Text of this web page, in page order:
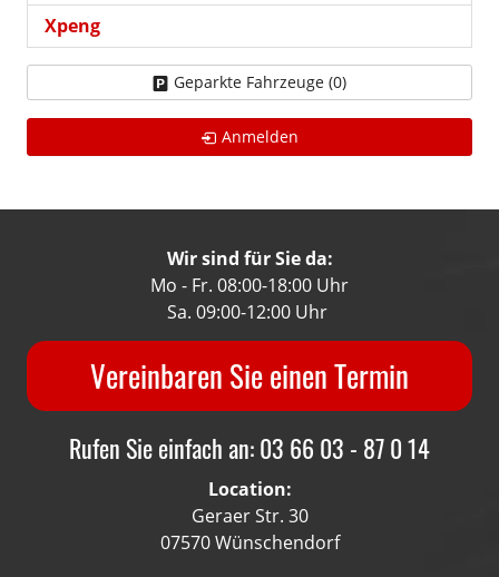
Xpeng
Geparkte Fahrzeuge (0)
Anmelden
Wir sind für Sie da:
Mo - Fr. 08:00-18:00 Uhr
Sa. 09:00-12:00 Uhr
Vereinbaren Sie einen Termin
Rufen Sie einfach an: 03 66 03 - 87 0 14
Location:
Geraer Str. 30
07570 Wünschendorf